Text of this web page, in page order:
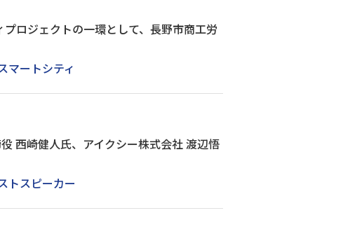
ロジェクトの一環として、長野市商工労
マートシティ
西崎健人氏、アイクシー株式会社 渡辺悟
トスピーカー